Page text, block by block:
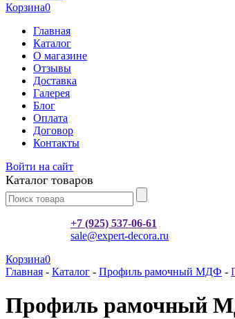
Корзина0
Главная
Каталог
О магазине
Отзывы
Доставка
Галерея
Блог
Оплата
Договор
Контакты
Войти на сайт
Каталог товаров
+7 (925) 537-06-61
sale@expert-decora.ru
Корзина0
Главная - Каталог - Профиль рамочный МДФ -
Профиль рамочный